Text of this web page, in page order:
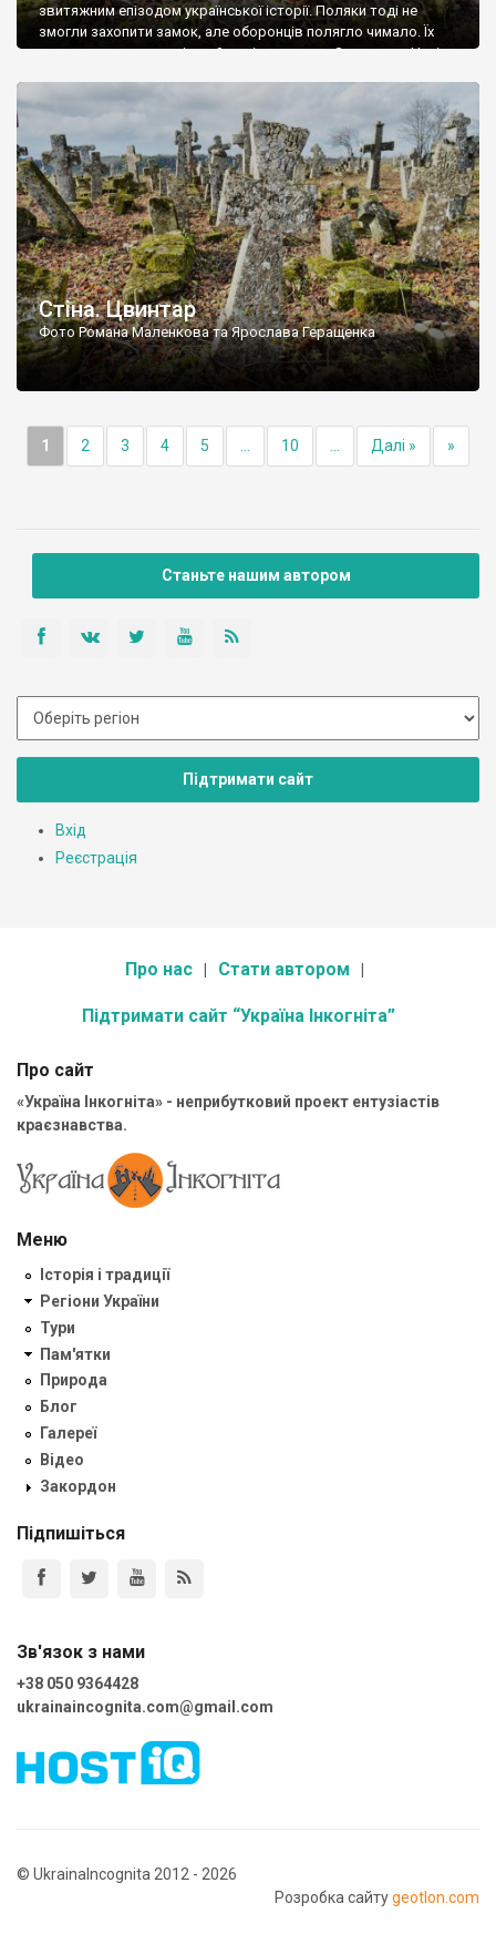
звитяжним епізодом української історії. Поляки тоді не
змогли захопити замок, але оборонців полягло чимало. Їх
поховали на цвинтарі, який тоді називався Замковим. Нині на
ньому чимало хрестів 19 століття, є такі, де епітафії стер […]
Стіна. Цвинтар
Фото Романа Маленкова та Ярослава Геращенка
1 2 3 4 5 10 Далі » »
Станьте нашим автором
Підтримати сайт
Вхід
Реєстрація
Про нас Стати автором
Підтримати сайт “Україна Інкогніта”
Про сайт
«Україна Інкогніта» - неприбутковий проект ентузіастів
краєзнавства.
Меню
Історія і традиції
Регіони України
Тури
Пам'ятки
Природа
Блог
Галереї
Відео
Закордон
Підпишіться
Зв'язок з нами
+38 050 9364428
ukrainaincognita.com@gmail.com
© UkrainaIncognita 2012 - 2026
Розробка сайтуgeotlon.com